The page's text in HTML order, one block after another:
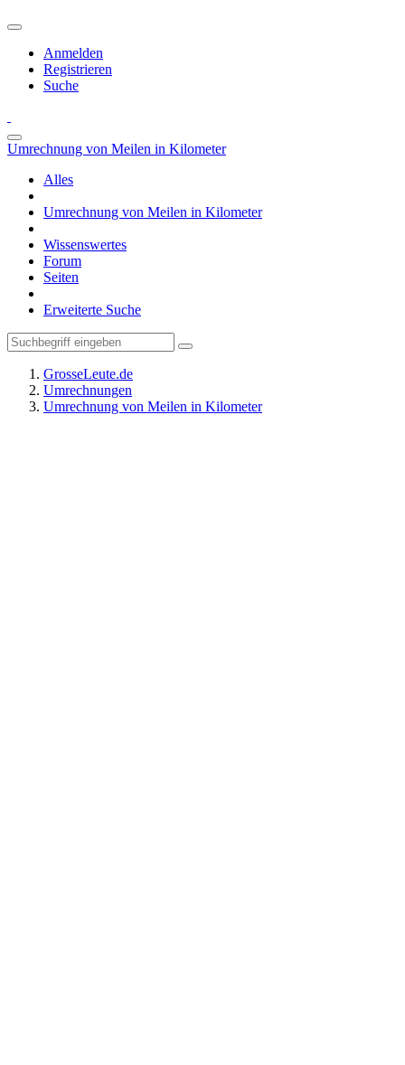
Anmelden
Registrieren
Suche
Umrechnung von Meilen in Kilometer
Alles
Umrechnung von Meilen in Kilometer
Wissenswertes
Forum
Seiten
Erweiterte Suche
GrosseLeute.de
Umrechnungen
Umrechnung von Meilen in Kilometer